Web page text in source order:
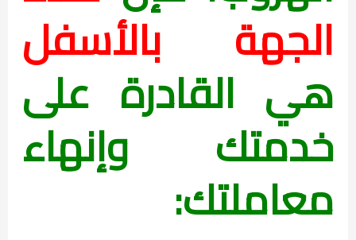
الجهة بالأسفل
هي القادرة على
خدمتك وإنهاء
معاملتك: